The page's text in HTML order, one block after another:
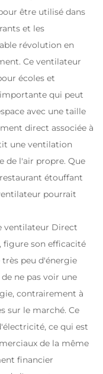
être utilisé dans
et les
révolution en
Ce ventilateur
écoles et
qui peut
avec une taille
direct associée à
une ventilation
de l'air propre. Que
étouffant
pourrait
ventilateur Direct
figure son efficacité
peu d'énergie
ne pas voir une
contrairement à
sur le marché. Ce
ce qui est
de la même
financier